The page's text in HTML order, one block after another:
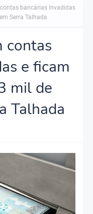
bancárias invadidas
Serra Talhada
contas
e ficam
mil de
Talhada